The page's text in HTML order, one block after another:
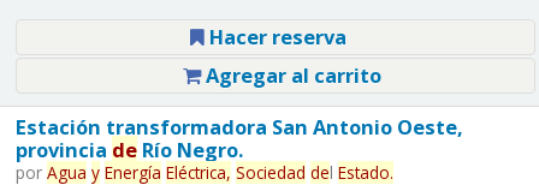
Hacer reserva
Agregar al carrito
Estación transformadora San Antonio Oeste,
provincia deRío Negro.
por Agua y Energía Eléctrica, Sociedad del Estado.